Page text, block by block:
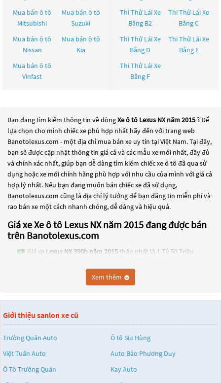
Mua bán ô tô
Mitsubishi
Mua bán ô tô
Suzuki
Mua bán ô tô
Nissan
Mua bán ô tô
Kia
Mua bán ô tô
Vinfast
Thi Thử Lái Xe
Bằng B2
Thi Thử Lái Xe
Bằng C
Thi Thử Lái Xe
Bằng D
Thi Thử Lái Xe
Bằng E
Thi Thử Lái Xe
Bằng F
Bạn đang tìm kiếm thông tin về dòngXe ô tô Lexus NX năm 2015? Để
lựa chọn cho mình chiếc xe phù hợp nhất hãy đến với trang web
Banotolexus.com - một địa chỉ mua bán xe uy tín tại Việt Nam. Tại đây,
bạn sẽ được cập nhật thông tin giá cả và các mẫu xe mới nhất, đầy đủ
và chính xác nhất, giúp bạn dễ dàng tìm kiếm chiếc xe ô tô đã qua sử
dụng hoặc xe mới chính hãng phù hợp với nhu cầu của mình với giá cả
hợp lý nhất. Nếu bạn đang muốn bán chiếc xe đã sử dụng,
Banotolexus.com cũng là địa chỉ lý tưởng để bạn đăng tin miễn phí và
rao bán xe một cách nhanh chóng, dễ dàng và hiệu quả.
Giá xe Xe ô tô Lexus NX năm 2015 đang được bán
trên Banotolexus.com
Giá xe Lexus NX 300h năm 2015thấp nhất là 1 Tỷ 50 Triệu
Lexus NX 200t năm 2015thấp nhất là 1 Tỷ 50 Triệu
Xe ô tô Lexus NX năm 2015
đang trở thành một lựa chọn
thành sự lựa chọn phổ biến. Các dòng
có thể là những dòng xe đời cũ đã được nâng cấp, hoặc là các dòng xe
mới với thiết kế hiện đại và công nghệ tiên tiến. Các dòng
bảo chất lượng và hiệu suất tốt nhất. Nếu bạn đang tìm kiếm một
chiếc xe, hãy khám phá các dòng
Xe ô tô Lexus NX năm 2015
chọn cho mình một chiếc xe phù hợp với nhu cầu và ngân sách của
Xem thêm
Giới thiệu sanlon xe cũ
Trường Quân Auto
Ô tô Siu Hùng
Việt Tuấn Auto
Auto Bảo Phương Duy
Ô Tô Trường Quân
Kay Auto